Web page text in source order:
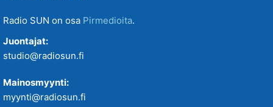
Radio SUN on osa Pirmedioita.
Juontajat:
studio@radiosun.fi
Mainosmyynti:
myynti@radiosun.fi